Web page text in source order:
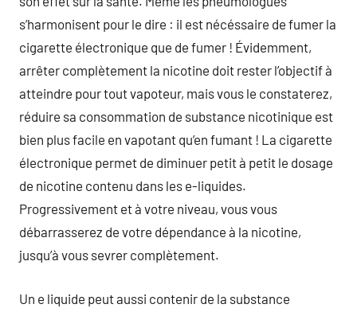
s’harmonisent pour le dire : il est nécéssaire de fumer la
cigarette électronique que de fumer ! Évidemment,
arrêter complètement la nicotine doit rester l’objectif à
atteindre pour tout vapoteur, mais vous le constaterez,
réduire sa consommation de substance nicotinique est
bien plus facile en vapotant qu’en fumant ! La cigarette
électronique permet de diminuer petit à petit le dosage
de nicotine contenu dans les e-liquides.
Progressivement et à votre niveau, vous vous
débarrasserez de votre dépendance à la nicotine,
jusqu’à vous sevrer complètement.
Un e liquide peut aussi contenir de la substance